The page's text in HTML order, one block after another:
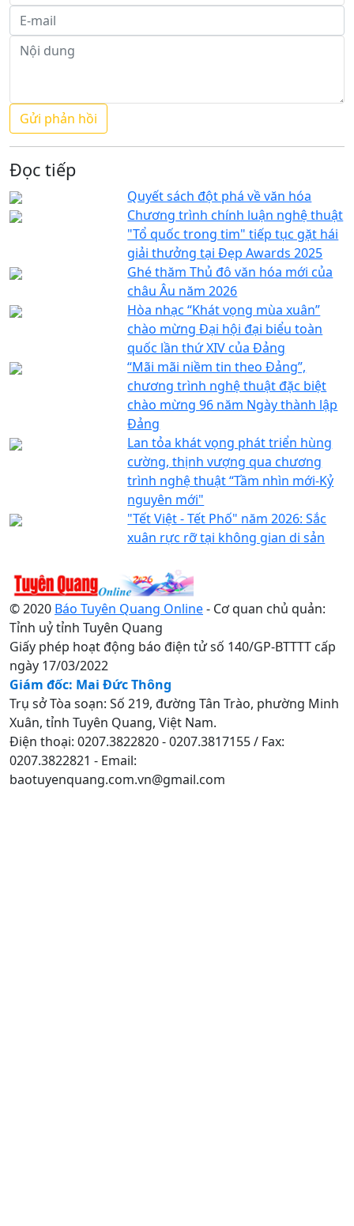
Đọc tiếp
Quyết sách đột phá về văn hóa
Chương trình chính luận nghệ thuật
"Tổ quốc trong tim" tiếp tục gặt hái
giải thưởng tại Đẹp Awards 2025
Ghé thăm Thủ đô văn hóa mới của
châu Âu năm 2026
Hòa nhạc “Khát vọng mùa xuân”
chào mừng Đại hội đại biểu toàn
quốc lần thứ XIV của Đảng
“Mãi mãi niềm tin theo Đảng”,
chương trình nghệ thuật đặc biệt
chào mừng 96 năm Ngày thành lập
Đảng
Lan tỏa khát vọng phát triển hùng
cường, thịnh vượng qua chương
trình nghệ thuật “Tầm nhìn mới-Kỷ
nguyên mới"
"Tết Việt - Tết Phố" năm 2026: Sắc
xuân rực rỡ tại không gian di sản
© 2020 Báo Tuyên Quang Online- Cơ quan chủ quản:
Tỉnh uỷ tỉnh Tuyên Quang
Giấy phép hoạt động báo điện tử số 140/GP-BTTTT cấp
ngày 17/03/2022
Giám đốc: Mai Đức Thông
Trụ sở Tòa soạn: Số 219, đường Tân Trào, phường Minh
Xuân, tỉnh Tuyên Quang, Việt Nam.
Điện thoại: 0207.3822820 - 0207.3817155 / Fax:
0207.3822821 - Email:
baotuyenquang.com.vn@gmail.com